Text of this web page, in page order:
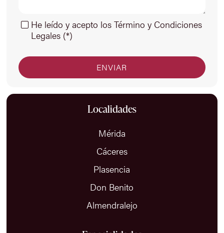
He leído y acepto los Término y Condiciones
Legales (*)
Localidades
Mérida
Cáceres
Plasencia
Don Benito
Almendralejo